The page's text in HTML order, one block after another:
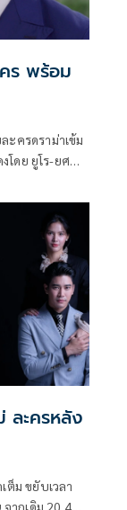
ร พร้อม
ครดราม่าเข้ม
โดย ยูโร-ยศ
นถึงตอนจบ
ละครหลัง
ม ขยับเวลา
ากเดิม 20.40